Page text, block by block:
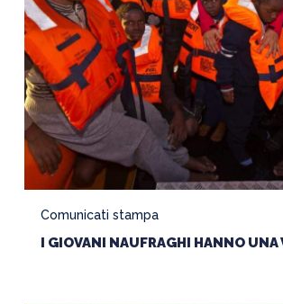
Comunicati stampa
I GIOVANI NAUFRAGHI HANNO UNA